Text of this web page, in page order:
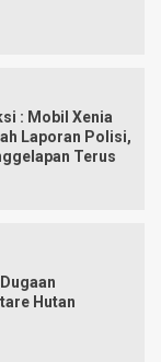
: Mobil Xenia
Laporan Polisi,
Terus
Hutan